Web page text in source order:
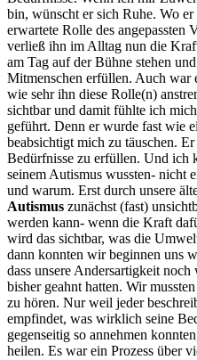
bin, wünscht er sich Ruhe. Wo
erwartete Rolle des angepassten
verließ ihn im Alltag nun die
am Tag auf der Bühne stehen
Mitmenschen erfüllen. Auch war
wie sehr ihn diese Rolle(n)
sichtbar und damit fühlte ich
geführt. Denn er wurde fast wie
beabsichtigt mich zu täuschen.
Bedürfnisse zu erfüllen. Und ich
seinem Autismus wussten-
und warum. Erst durch unsere
Autismus zunächst (fast)
werden kann- wenn die Kraft
wird das sichtbar, was die
dann konnten wir beginnen uns
dass unsere Andersartigkeit
bisher geahnt hatten. Wir
zu hören. Nur weil jeder
empfindet, was wirklich seine
gegenseitig so annehmen
heilen. Es war ein Prozess über